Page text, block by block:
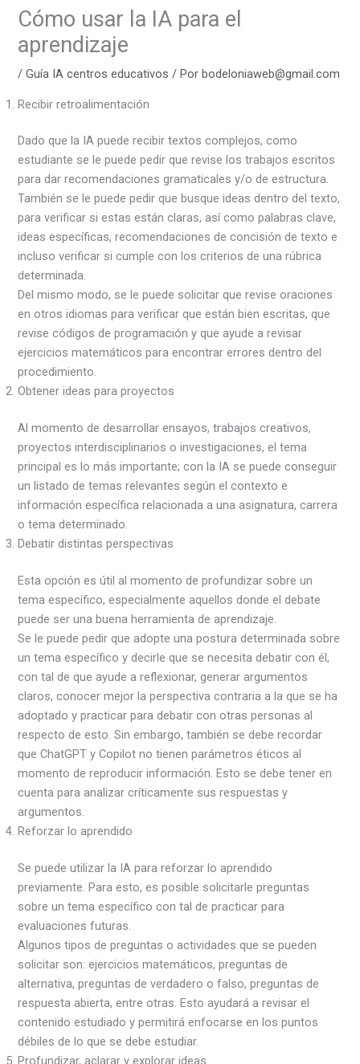
Cómo usar la IA para el
aprendizaje
/Guía IA centros educativos / Porbodeloniaweb@gmail.com
Recibir retroalimentación
Dado que la IA puede recibir textos complejos, como
estudiante se le puede pedir que revise los trabajos escritos
para dar recomendaciones gramaticales y/o de estructura.
También se le puede pedir que busque ideas dentro del texto,
para verificar si estas están claras, así como palabras clave,
ideas específicas, recomendaciones de concisión de texto e
incluso verificar si cumple con los criterios de una rúbrica
determinada.
Del mismo modo, se le puede solicitar que revise oraciones
en otros idiomas para verificar que están bien escritas, que
revise códigos de programación y que ayude a revisar
ejercicios matemáticos para encontrar errores dentro del
procedimiento.
Obtener ideas para proyectos
Al momento de desarrollar ensayos, trabajos creativos,
proyectos interdisciplinarios o investigaciones, el tema
principal es lo más importante; con la IA se puede conseguir
un listado de temas relevantes según el contexto e
información específica relacionada a una asignatura, carrera
o tema determinado.
Debatir distintas perspectivas
Esta opción es útil al momento de profundizar sobre un
tema específico, especialmente aquellos donde el debate
puede ser una buena herramienta de aprendizaje.
Se le puede pedir que adopte una postura determinada sobre
un tema específico y decirle que se necesita debatir con él,
con tal de que ayude a reflexionar, generar argumentos
claros, conocer mejor la perspectiva contraria a la que se ha
adoptado y practicar para debatir con otras personas al
respecto de esto. Sin embargo, también se debe recordar
que ChatGPT y Copilot no tienen parámetros éticos al
momento de reproducir información. Esto se debe tener en
cuenta para analizar críticamente sus respuestas y
argumentos.
Reforzar lo aprendido
Se puede utilizar la IA para reforzar lo aprendido
previamente. Para esto, es posible solicitarle preguntas
sobre un tema específico con tal de practicar para
evaluaciones futuras.
Algunos tipos de preguntas o actividades que se pueden
solicitar son: ejercicios matemáticos, preguntas de
alternativa, preguntas de verdadero o falso, preguntas de
respuesta abierta, entre otras. Esto ayudará a revisar el
contenido estudiado y permitirá enfocarse en los puntos
débiles de lo que se debe estudiar.
Profundizar, aclarar y explorar ideas